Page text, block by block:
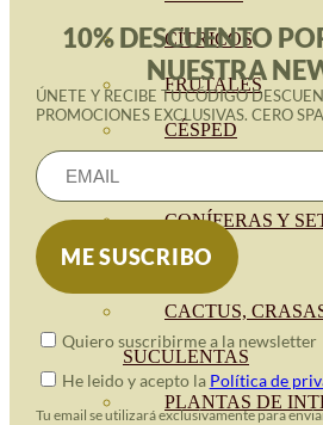
CÍTRICOS
FRUTALES
CÉSPED
CONÍFERAS Y
OLIVO
CACTUS,
SUCULENTAS
PLANTAS DE
10% DESCUENTO
NUESTRA
ÚNETE Y RECIBE TU CÓDIGO
PROMOCIONES EXCLUSIVAS. CERO
Quiero suscribirme a la newsletter
He leido y acepto la Política de
Tu email se utilizará exclusivamente para